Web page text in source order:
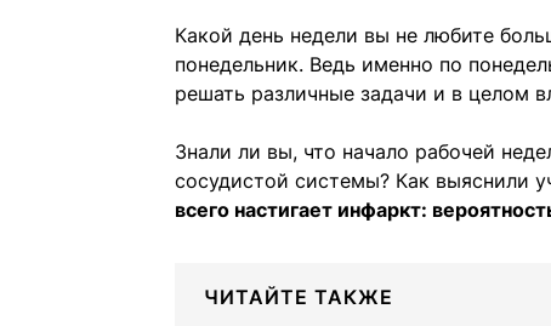
Какой день недели вы не любите
понедельник. Ведь именно по
решать различные задачи и в целом
Знали ли вы, что начало рабочей
сосудистой системы? Как выяснили
всего настигает инфаркт:
ЧИТАЙТЕ ТАКЖЕ